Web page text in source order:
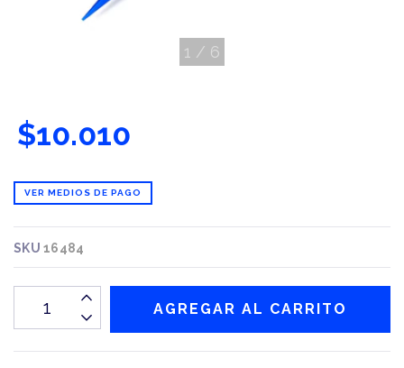
1 / 6
$10.010
VER MEDIOS DE PAGO
SKU16484